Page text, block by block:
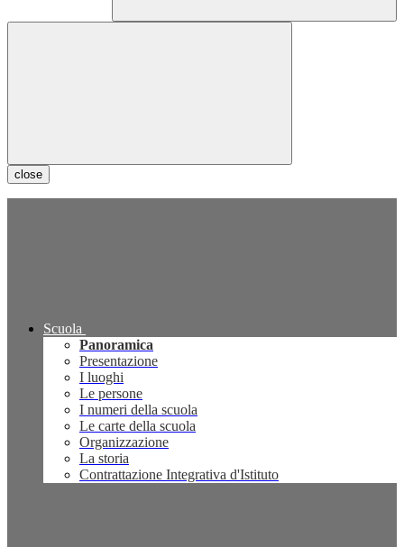
close
Scuola
Panoramica
Presentazione
I luoghi
Le persone
I numeri della scuola
Le carte della scuola
Organizzazione
La storia
Contrattazione Integrativa d'Istituto